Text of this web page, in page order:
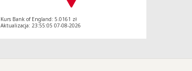
Kurs Bank of England: 5.0161 zł
Aktualizacja: 23:55:05 07-08-2026